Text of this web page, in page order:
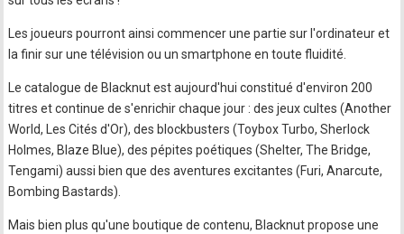
Les joueurs pourront ainsi commencer une partie sur l'ordinateur et
la finir sur une télévision ou un smartphone en toute fluidité.
Le catalogue de Blacknut est aujourd'hui constitué d'environ 200
titres et continue de s'enrichir chaque jour : des jeux cultes (Another
World, Les Cités d'Or), des blockbusters (Toybox Turbo, Sherlock
Holmes, Blaze Blue), des pépites poétiques (Shelter, The Bridge,
Tengami) aussi bien que des aventures excitantes (Furi, Anarcute,
Bombing Bastards).
Mais bien plus qu'une boutique de contenu, Blacknut propose une